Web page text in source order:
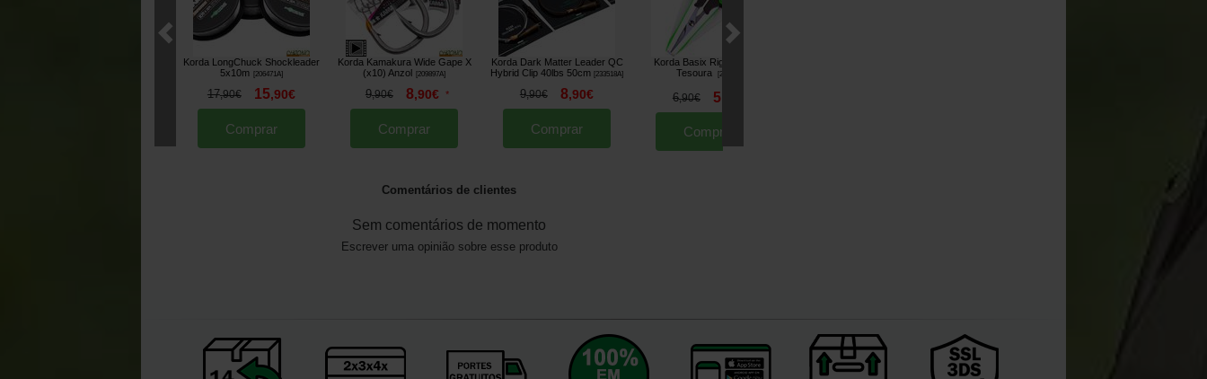
Korda LongChuck Shockleader
5x10m
206471A]
17,90€ 15,90€
Comprar
Korda Kamakura Wide Gape X
(x10) Anzol
209897A]
9,90€ 8,90€ *
Comprar
Korda Dark Matter Leader QC
Hybrid Clip 40lbs 50cm [233518A]
9,90€ 8,90€
Comprar
Korda Basix Rig Scissors
Tesoura
[233629
6,90€ 5
Comprar
Comentários de clientes
Sem comentários de momento
Escrever uma opinião sobre esse produto